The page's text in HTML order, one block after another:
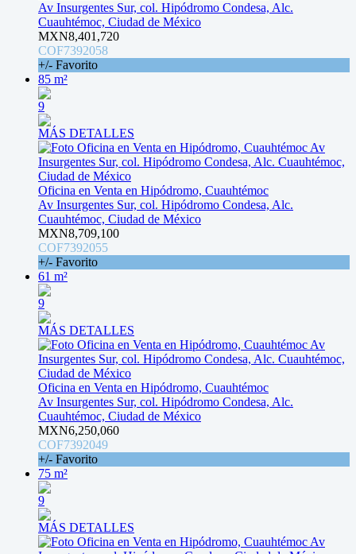
Av Insurgentes Sur, col. Hipódromo Condesa, Alc.
Cuauhtémoc, Ciudad de México
MXN8,401,720
COF7392058
+/- Favorito
85 m²
9
MÁS DETALLES
Oficina en Venta en Hipódromo, Cuauhtémoc
Av Insurgentes Sur, col. Hipódromo Condesa, Alc.
Cuauhtémoc, Ciudad de México
MXN8,709,100
COF7392055
+/- Favorito
61 m²
9
MÁS DETALLES
Oficina en Venta en Hipódromo, Cuauhtémoc
Av Insurgentes Sur, col. Hipódromo Condesa, Alc.
Cuauhtémoc, Ciudad de México
MXN6,250,060
COF7392049
+/- Favorito
75 m²
9
MÁS DETALLES